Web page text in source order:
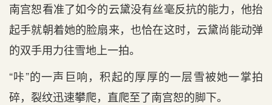
南宫恕看准了如今的云黛没有丝毫反抗的能力，他抬
起手就朝着她的脸扇来，也恰在这时，云黛尚能动弹
的双手用力往雪地上一拍。
“咔”的一声巨响，积起的厚厚的一层雪被她一掌拍
碎，裂纹迅速攀爬，直爬至了南宫恕的脚下。